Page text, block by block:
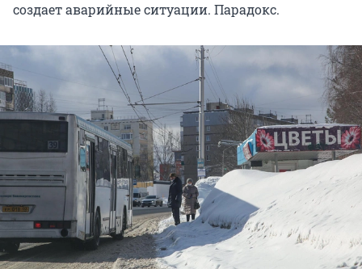
создает аварийные ситуации. Парадокс.